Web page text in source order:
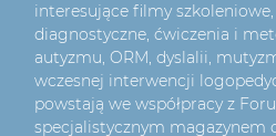
interesujące filmy szkoleniowe,
diagnostyczne, ćwiczenia i
autyzmu, ORM, dyslalii,
wczesnej interwencji
powstają we współpracy z
specjalistycznym magazynem